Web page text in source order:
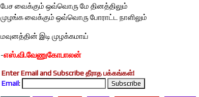
பேச வைக்கும் ஒவ்வொரு மே தினத்திலும்
முழங்க வைக்கும் ஒவ்வொரு போராட்ட நாளிலும்
மவுனத்தின் இடி முழக்கமாய்
-எஸ்.வி.வேணுகோபாலன்
Enter Email and Subscribe தீராத பக்கங்கள்!
Email: